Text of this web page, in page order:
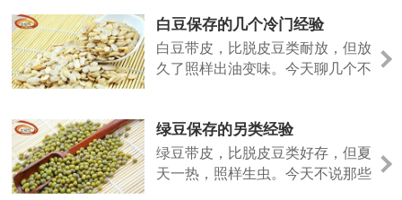
白豆保存的几个冷门经验
白豆带皮，比脱皮豆类耐放，但放
久了照样出油变味。今天聊几个不
绿豆保存的另类经验
绿豆带皮，比脱皮豆类好存，但夏
天一热，照样生虫。今天不说那些